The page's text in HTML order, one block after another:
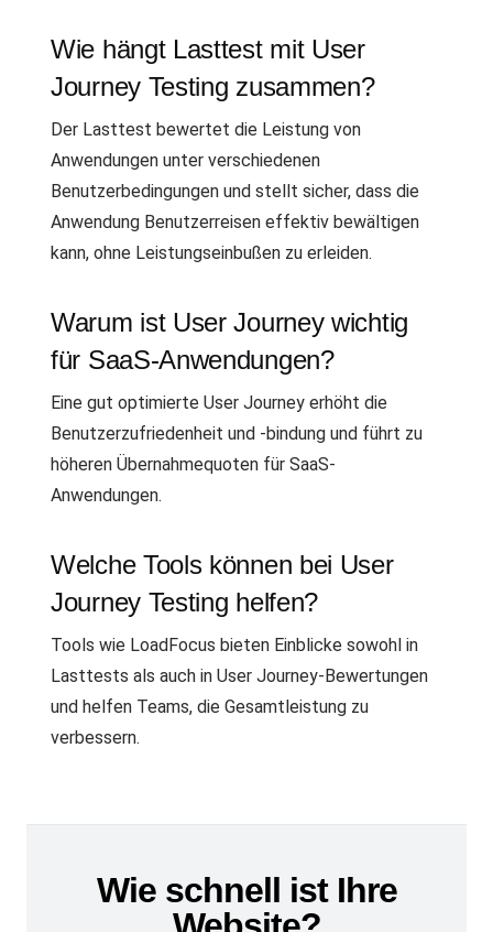
Wie hängt Lasttest mit User
Journey Testing zusammen?
Der Lasttest bewertet die Leistung von
Anwendungen unter verschiedenen
Benutzerbedingungen und stellt sicher, dass die
Anwendung Benutzerreisen effektiv bewältigen
kann, ohne Leistungseinbußen zu erleiden.
Warum ist User Journey wichtig
für SaaS-Anwendungen?
Eine gut optimierte User Journey erhöht die
Benutzerzufriedenheit und -bindung und führt zu
höheren Übernahmequoten für SaaS-
Anwendungen.
Welche Tools können bei User
Journey Testing helfen?
Tools wie LoadFocus bieten Einblicke sowohl in
Lasttests als auch in User Journey-Bewertungen
und helfen Teams, die Gesamtleistung zu
verbessern.
Wie schnell ist Ihre